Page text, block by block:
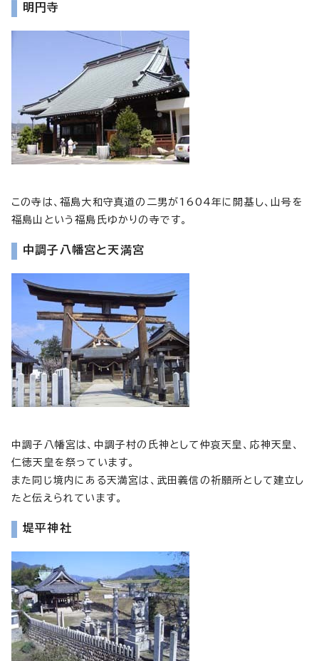
明円寺
この寺は、福島大和守真道の二男が1604年に開基し、山号を
福島山という福島氏ゆかりの寺です。
中調子八幡宮と天満宮
中調子八幡宮は、中調子村の氏神として仲哀天皇、応神天皇、
仁徳天皇を祭っています。
また同じ境内にある天満宮は、武田義信の祈願所として建立し
たと伝えられています。
堤平神社